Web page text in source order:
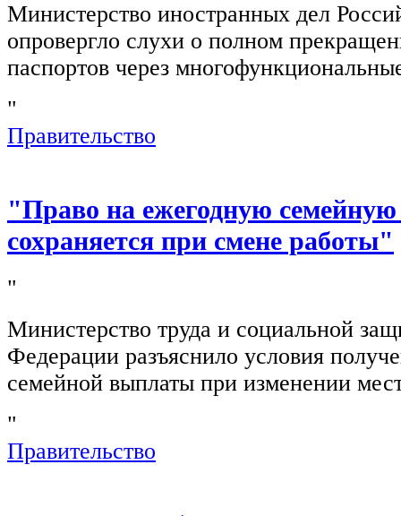
Министерство иностранных дел
опровергло слухи о полном
паспортов через
"
Правительство
"Право на ежегодную
сохраняется при смене работы"
"
Министерство труда и социальной
Федерации разъяснило условия
семейной выплаты при изменении
"
Правительство